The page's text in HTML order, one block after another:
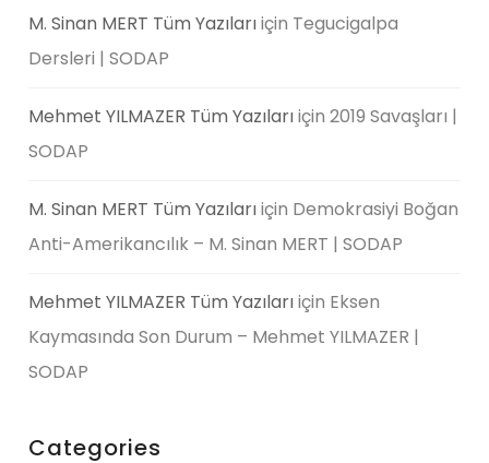
M. Sinan MERT Tüm Yazılarıiçin Tegucigalpa
Dersleri | SODAP
Mehmet YILMAZER Tüm Yazılarıiçin2019 Savaşları |
SODAP
M. Sinan MERT Tüm Yazılarıiçin Demokrasiyi Boğan
Anti-Amerikancılık – M. Sinan MERT | SODAP
Mehmet YILMAZER Tüm Yazılarıiçin Eksen
Kaymasında Son Durum – Mehmet YILMAZER |
SODAP
Categories